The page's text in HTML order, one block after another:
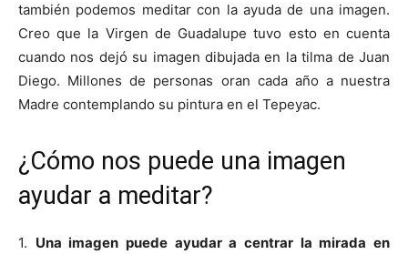
también podemos meditar con la ayuda de una imagen.
Creo que la Virgen de Guadalupe tuvo esto en cuenta
cuando nos dejó su imagen dibujada en la tilma de Juan
Diego. Millones de personas oran cada año a nuestra
Madre contemplando su pintura en el Tepeyac.
¿Cómo nos puede una imagen
ayudar a meditar?
1. Una imagen puede ayudar a centrar la mirada en